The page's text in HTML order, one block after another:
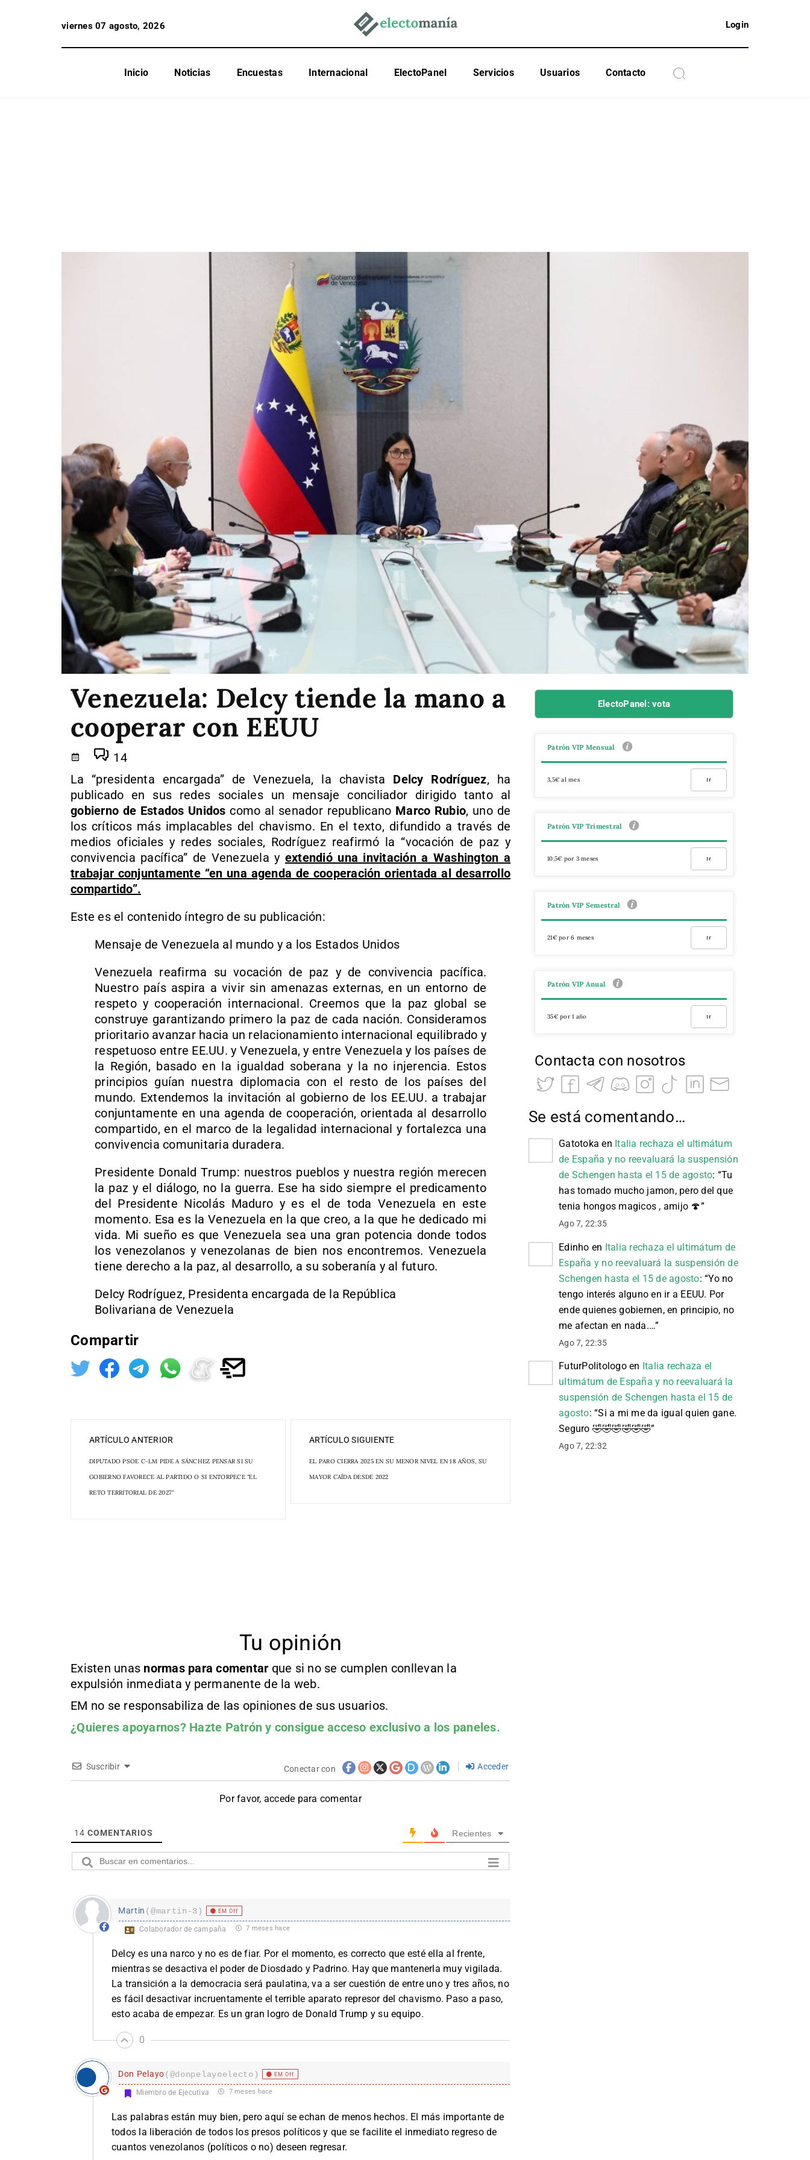
viernes 07 agosto, 2026 Login
Inicio Noticias Encuestas Internacional ElectoPanel Servicios Usuarios Contacto
Venezuela: Delcy tiende la mano a
cooperar con EEUU
14
La “presidenta encargada” de Venezuela, la chavista Delcy Rodríguez, ha
publicado en sus redes sociales un mensaje conciliador dirigido tanto al
gobierno de Estados Unidos como al senador republicano Marco Rubio, uno de
los críticos más implacables del chavismo. En el texto, difundido a través de
medios oficiales y redes sociales, Rodríguez reafirmó la “vocación de paz y
convivencia pacífica” de Venezuela y extendió una invitación a Washington a
trabajar conjuntamente “en una agenda de cooperación orientada al desarrollo
compartido”.
Este es el contenido íntegro de su publicación:
Mensaje de Venezuela al mundo y a los Estados Unidos
Venezuela reafirma su vocación de paz y de convivencia pacífica.
Nuestro país aspira a vivir sin amenazas externas, en un entorno de
respeto y cooperación internacional. Creemos que la paz global se
construye garantizando primero la paz de cada nación. Consideramos
prioritario avanzar hacia un relacionamiento internacional equilibrado y
respetuoso entre EE.UU. y Venezuela, y entre Venezuela y los países de
la Región, basado en la igualdad soberana y la no injerencia. Estos
principios guían nuestra diplomacia con el resto de los países del
mundo. Extendemos la invitación al gobierno de los EE.UU. a trabajar
conjuntamente en una agenda de cooperación, orientada al desarrollo
compartido, en el marco de la legalidad internacional y fortalezca una
convivencia comunitaria duradera.
Presidente Donald Trump: nuestros pueblos y nuestra región merecen
la paz y el diálogo, no la guerra. Ese ha sido siempre el predicamento
del Presidente Nicolás Maduro y es el de toda Venezuela en este
momento. Esa es la Venezuela en la que creo, a la que he dedicado mi
vida. Mi sueño es que Venezuela sea una gran potencia donde todos
los venezolanos y venezolanas de bien nos encontremos. Venezuela
tiene derecho a la paz, al desarrollo, a su soberanía y al futuro.
Delcy Rodríguez, Presidenta encargada de la República
Bolivariana de Venezuela
Compartir
ARTÍCULO ANTERIOR
DIPUTADO PSOE C-LM PIDE A SÁNCHEZ PENSAR SI SU
GOBIERNO FAVORECE AL PARTIDO O SI ENTORPECE "EL
RETO TERRITORIAL DE 2027"
ARTÍCULO SIGUIENTE
EL PARO CIERRA 2025 EN SU MENOR NIVEL EN 18 AÑOS, SU
MAYOR CAÍDA DESDE 2022
Tu opinión
Existen unas normas para comentar que si no se cumplen conllevan la
expulsión inmediata y permanente de la web.
EM no se responsabiliza de las opiniones de sus usuarios.
¿Quieres apoyarnos? Hazte Patrón y consigue acceso exclusivo a los paneles.
Suscribir Conectar con Acceder
Por favor, accede para comentar
14 COMENTARIOS Recientes
Martin (@martin-3) EM Off
Colaborador de campaña 7 meses hace
Delcy es una narco y no es de fiar. Por el momento, es correcto que esté ella al frente,
mientras se desactiva el poder de Diosdado y Padrino. Hay que mantenerla muy vigilada.
La transición a la democracia será paulatina, va a ser cuestión de entre uno y tres años, no
es fácil desactivar incruentamente el terrible aparato represor del chavismo. Paso a paso,
esto acaba de empezar. Es un gran logro de Donald Trump y su equipo.
0
Don Pelayo(@donpelayoelecto) EM Off
Miembro de Ejecutiva 7 meses hace
Las palabras están muy bien, pero aquí se echan de menos hechos. El más importante de
todos la liberación de todos los presos políticos y que se facilite el inmediato regreso de
cuantos venezolanos (políticos o no) deseen regresar.
ElectoPanel: vota
Patrón VIP Mensual
3,5€ al mes Ir
Patrón VIP Trimestral
10,5€ por 3 meses Ir
Patrón VIP Semestral
21€ por 6 meses Ir
Patrón VIP Anual
35€ por 1 año Ir
Contacta con nosotros
Se está comentando…
Gatotoka en Italia rechaza el ultimátum
de España y no reevaluará la suspensión
de Schengen hasta el 15 de agosto: “Tu
has tomado mucho jamon, pero del que
tenia hongos magicos , amijo 🍄”
Ago 7, 22:35
Edinho en Italia rechaza el ultimátum de
España y no reevaluará la suspensión de
Schengen hasta el 15 de agosto: “Yo no
tengo interés alguno en ir a EEUU. Por
ende quienes gobiernen, en principio, no
me afectan en nada.…”
Ago 7, 22:35
FuturPolitologoen Italia rechaza el
ultimátum de España y no reevaluará la
suspensión de Schengen hasta el 15 de
agosto: “Si a mi me da igual quien gane.
Seguro 🤣🤣🤣🤣🤣🤣”
Ago 7, 22:32